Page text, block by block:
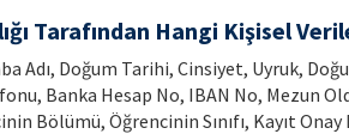
Tarafından Hangi Kişisel
Adı, Doğum Tarihi, Cinsiyet, Uyruk,
Banka Hesap No, IBAN No, Mezun
Bölümü, Öğrencinin Sınıfı, Kayıt